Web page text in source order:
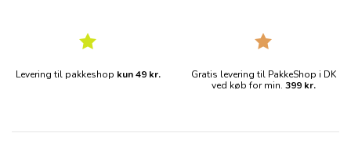
Levering til pakkeshop kun 49 kr.
Gratis levering til PakkeShop i DK
ved køb for min. 399 kr.